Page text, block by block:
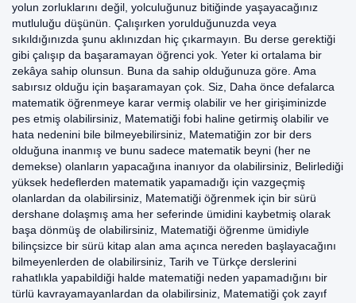
yolun zorluklarını değil, yolculuğunuz bitiğinde yaşayacağınız
mutluluğu düşünün. Çalışırken yorulduğunuzda veya
sıkıldığınızda şunu aklınızdan hiç çıkarmayın. Bu derse gerektiği
gibi çalışıp da başaramayan öğrenci yok. Yeter ki ortalama bir
zekâya sahip olunsun. Buna da sahip olduğunuza göre. Ama
sabırsız olduğu için başaramayan çok. Siz, Daha önce defalarca
matematik öğrenmeye karar vermiş olabilir ve her girişiminizde
pes etmiş olabilirsiniz, Matematiği fobi haline getirmiş olabilir ve
hata nedenini bile bilmeyebilirsiniz, Matematiğin zor bir ders
olduğuna inanmış ve bunu sadece matematik beyni (her ne
demekse) olanların yapacağına inanıyor da olabilirsiniz, Belirlediği
yüksek hedeflerden matematik yapamadığı için vazgeçmiş
olanlardan da olabilirsiniz, Matematiği öğrenmek için bir sürü
dershane dolaşmış ama her seferinde ümidini kaybetmiş olarak
başa dönmüş de olabilirsiniz, Matematiği öğrenme ümidiyle
bilinçsizce bir sürü kitap alan ama açınca nereden başlayacağını
bilmeyenlerden de olabilirsiniz, Tarih ve Türkçe derslerini
rahatlıkla yapabildiği halde matematiği neden yapamadığını bir
türlü kavrayamayanlardan da olabilirsiniz, Matematiği çok zayıf